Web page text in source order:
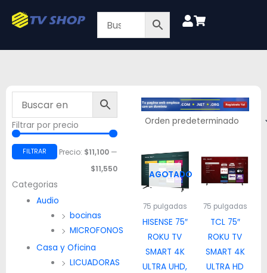
Filtrar por precio
FILTRAR Precio: $11,100—
$11,550
Categorias
Audio
bocinas
MICROFONOS
Casa y Oficina
LICUADORAS
AGOTADO
75 pulgadas
HISENSE 75″
ROKU TV
SMART 4K
ULTRA UHD,
75 pulgadas
TCL 75″
ROKU TV
SMART 4K
ULTRA HD